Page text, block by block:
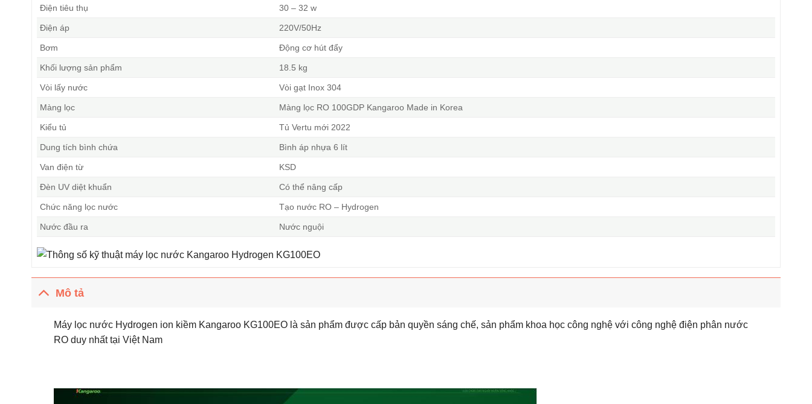
Điện tiêu thụ 30 – 32 w
Điện áp 220V/50Hz
Bơm Động cơ hút đẩy
Khối lượng sản phẩm 18.5 kg
Vòi lấy nước Vòi gạt Inox 304
Màng lọc Màng lọc RO 100GDP Kangaroo Made in Korea
Kiểu tủ Tủ Vertu mới 2022
Dung tích bình chứa Bình áp nhựa 6 lít
Van điện từ KSD
Đèn UV diệt khuẩn Có thể nâng cấp
Chức năng lọc nước Tạo nước RO – Hydrogen
Nước đầu ra Nước nguội
Mô tả
Máy lọc nước Hydrogen ion kiềm Kangaroo KG100EO là sản phẩm được cấp bản quyền sáng chế, sản phẩm khoa học công nghệ với công nghệ điện phân nước
RO duy nhất tại Việt Nam